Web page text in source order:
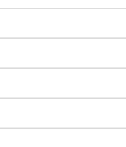
出像在打鼾似的咯
不會每次都責罵他。
打發時間，但今天正